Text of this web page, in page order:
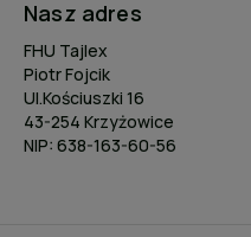
Nasz adres
FHU Tajlex
Piotr Fojcik
Ul.Kościuszki 16
43-254 Krzyżowice
NIP: 638-163-60-56